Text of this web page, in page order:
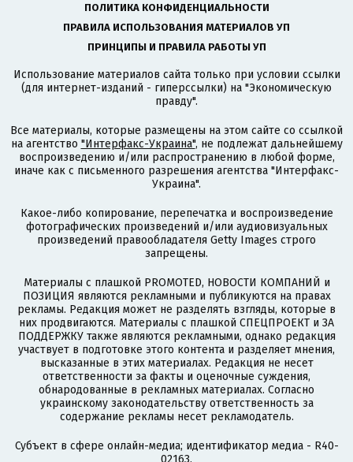
ПОЛИТИКА КОНФИДЕНЦИАЛЬНОСТИ
ПРАВИЛА ИСПОЛЬЗОВАНИЯ МАТЕРИАЛОВ УП
ПРИНЦИПЫ И ПРАВИЛА РАБОТЫ УП
Использование материалов сайта только при условии ссылки
(для интернет-изданий - гиперссылки) на "Экономическую
правду".
Все материалы, которые размещены на этом сайте со ссылкой
на агентство "Интерфакс-Украина", не подлежат дальнейшему
воспроизведению и/или распространению в любой форме,
иначе как с письменного разрешения агентства "Интерфакс-
Украина".
Какое-либо копирование, перепечатка и воспроизведение
фотографических произведений и/или аудиовизуальных
произведений правообладателя Getty Images строго
запрещены.
Материалы с плашкой PROMOTED, НОВОСТИ КОМПАНИЙ и
ПОЗИЦИЯ являются рекламными и публикуются на правах
рекламы. Редакция может не разделять взгляды, которые в
них продвигаются. Материалы с плашкой СПЕЦПРОЕКТ и ЗА
ПОДДЕРЖКУ также являются рекламными, однако редакция
участвует в подготовке этого контента и разделяет мнения,
высказанные в этих материалах. Редакция не несет
ответственности за факты и оценочные суждения,
обнародованные в рекламных материалах. Согласно
украинскому законодательству ответственность за
содержание рекламы несет рекламодатель.
Субъект в сфере онлайн-медиа; идентификатор медиа - R40-